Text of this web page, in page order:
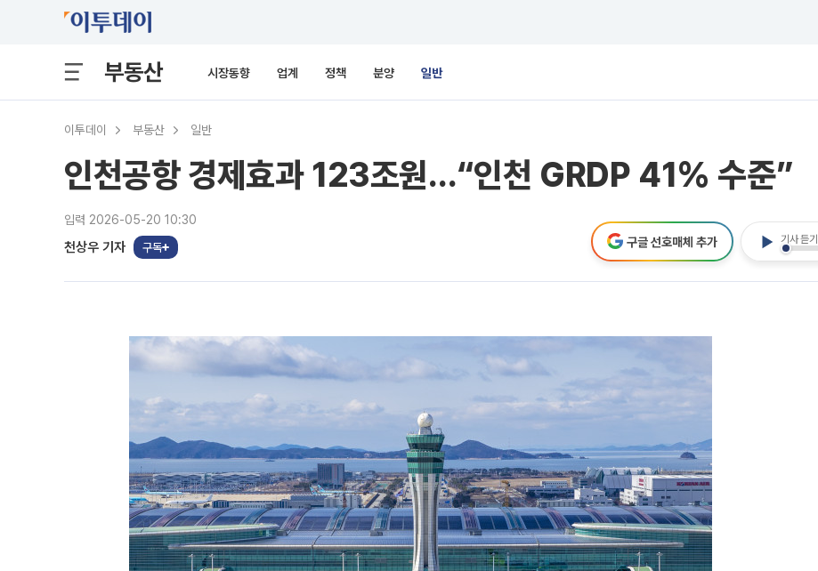
부동산 시장동향 업계 정책 분양 일반
이투데이 부동산 일반
인천공항 경제효과 123조원…“인천 GRDP 41% 수준”
입력 2026-05-20 10:30
천상우 기자 구독
기사 듣기
구글 선호매체 추가